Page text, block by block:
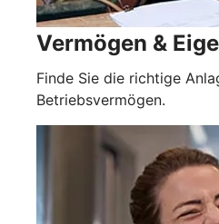
Vermögen &
Finde Sie die richtige
Betriebsvermögen.